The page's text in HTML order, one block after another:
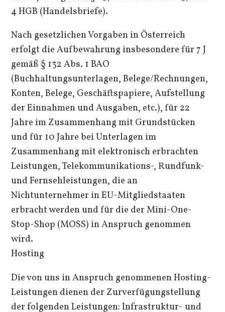
4 HGB (Handelsbriefe).
Nach gesetzlichen Vorgaben in Österreich
erfolgt die Aufbewahrung insbesondere für 7 J
gemäß § 132 Abs. 1 BAO
(Buchhaltungsunterlagen, Belege/Rechnungen,
Konten, Belege, Geschäftspapiere, Aufstellung
der Einnahmen und Ausgaben, etc.), für 22
Jahre im Zusammenhang mit Grundstücken
und für 10 Jahre bei Unterlagen im
Zusammenhang mit elektronisch erbrachten
Leistungen, Telekommunikations-, Rundfunk-
und Fernsehleistungen, die an
Nichtunternehmer in EU-Mitgliedstaaten
erbracht werden und für die der Mini-One-
Stop-Shop (MOSS) in Anspruch genommen
wird.
Hosting
Die von uns in Anspruch genommenen Hosting-
Leistungen dienen der Zurverfügungstellung
der folgenden Leistungen: Infrastruktur- und